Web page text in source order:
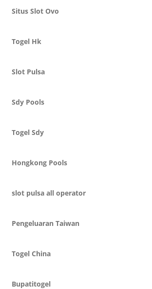
Situs Slot Ovo
Togel Hk
Slot Pulsa
Sdy Pools
Togel Sdy
Hongkong Pools
slot pulsa all operator
Pengeluaran Taiwan
Togel China
Bupatitogel